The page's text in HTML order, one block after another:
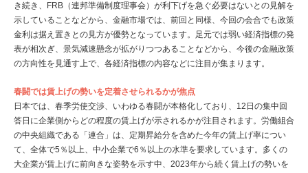
き続き、FRB（連邦準備制度理事会）が利下げを急ぐ必要はないとの見解を
示していることなどから、金融市場では、前回と同様、今回の会合でも政策
金利は据え置きとの見方が優勢となっています。足元では弱い経済指標の発
表が相次ぎ、景気減速懸念が拡がりつつあることなどから、今後の金融政策
の方向性を見通す上で、各経済指標の内容などに注目が集まります。
春闘では賃上げの勢いを定着させられるかが焦点
日本では、春季労使交渉、いわゆる春闘が本格化しており、12日の集中回
答日に企業側からどの程度の賃上げが示されるかが注目されます。労働組合
の中央組織である「連合」は、定期昇給分を含めた今年の賃上げ率につい
て、全体で5％以上、中小企業で6％以上の水準を要求しています。多くの
大企業が賃上げに前向きな姿勢を示す中、2023年から続く賃上げの勢いを